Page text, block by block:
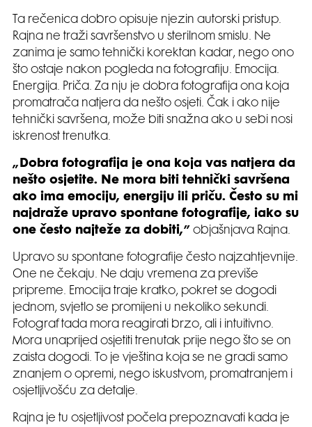
Ta rečenica dobro opisuje njezin autorski pristup.
Rajna ne traži savršenstvo u sterilnom smislu. Ne
zanima je samo tehnički korektan kadar, nego ono
što ostaje nakon pogleda na fotografiju. Emocija.
Energija. Priča. Za nju je dobra fotografija ona koja
promatrača natjera da nešto osjeti. Čak i ako nije
tehnički savršena, može biti snažna ako u sebi nosi
iskrenost trenutka.
„Dobra fotografija je ona koja vas natjera da
nešto osjetite. Ne mora biti tehnički savršena
ako ima emociju, energiju ili priču. Često su mi
najdraže upravo spontane fotografije, iako su
one često najteže za dobiti,” objašnjava Rajna.
Upravo su spontane fotografije često najzahtjevnije.
One ne čekaju. Ne daju vremena za previše
pripreme. Emocija traje kratko, pokret se dogodi
jednom, svjetlo se promijeni u nekoliko sekundi.
Fotograf tada mora reagirati brzo, ali i intuitivno.
Mora unaprijed osjetiti trenutak prije nego što se on
zaista dogodi. To je vještina koja se ne gradi samo
znanjem o opremi, nego iskustvom, promatranjem i
osjetljivošću za detalje.
Rajna je tu osjetljivost počela prepoznavati kada je